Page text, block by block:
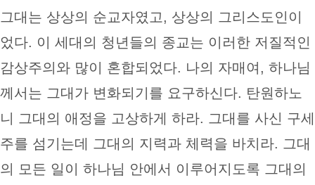
그대는 상상의 순교자였고, 상상의 그리스도인이
었다. 이 세대의 청년들의 종교는 이러한 저질적인
감상주의와 많이 혼합되었다. 나의 자매여, 하나님
께서는 그대가 변화되기를 요구하신다. 탄원하노
니 그대의 애정을 고상하게 하라. 그대를 사신 구세
주를 섬기는데 그대의 지력과 체력을 바치라. 그대
의 모든 일이 하나님 안에서 이루어지도록 그대의